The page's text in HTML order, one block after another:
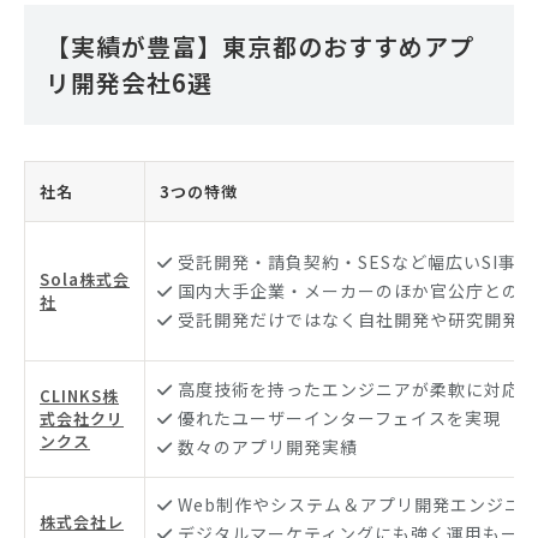
【実績が豊富】東京都のおすすめアプ
リ開発会社6選
社名 3つの特徴
Sola株式会
社
受託開発・請負契約・SESなど幅広いSI事業
国内大手企業・メーカーのほか官公庁との
受託開発だけではなく自社開発や研究開発
CLINKS株
式会社クリ
ンクス
高度技術を持ったエンジニアが柔軟に対応
優れたユーザーインターフェイスを実現
数々のアプリ開発実績
株式会社レ
Web制作やシステム＆アプリ開発エンジニ